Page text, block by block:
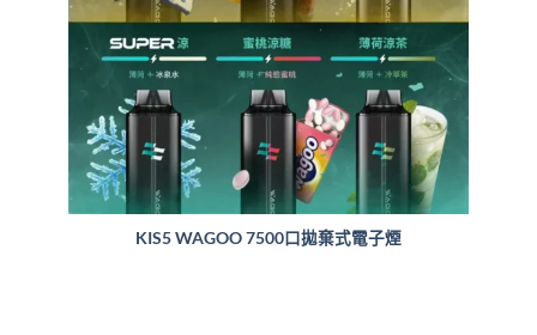
KIS5 WAGOO 7500口拋棄式電子煙